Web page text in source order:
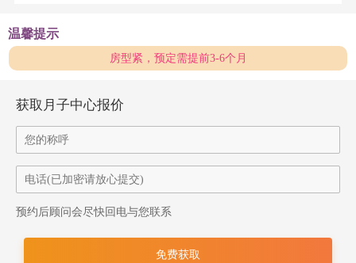
温馨提示
房型紧，预定需提前3-6个月
获取月子中心报价
预约后顾问会尽快回电与您联系